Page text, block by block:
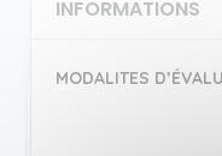
INFORMATIONS
MODALITES